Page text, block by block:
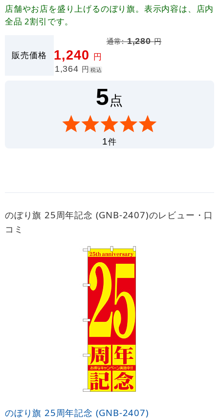
店舗やお店を盛り上げるのぼり旗。表示内容は、店内
全品 2割引です。
販売価格
通常:1,280円
1,240 円
1,364 円 税込
5点
1件
のぼり旗 25周年記念 (GNB-2407)のレビュー・口
コミ
のぼり旗 25周年記念 (GNB-2407)